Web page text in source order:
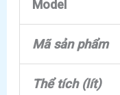
Model
Mã sản phẩm
Thể tích (lít)